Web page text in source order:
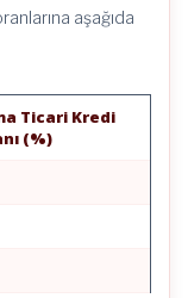
aşağıda
Ticari Kredi
(%)